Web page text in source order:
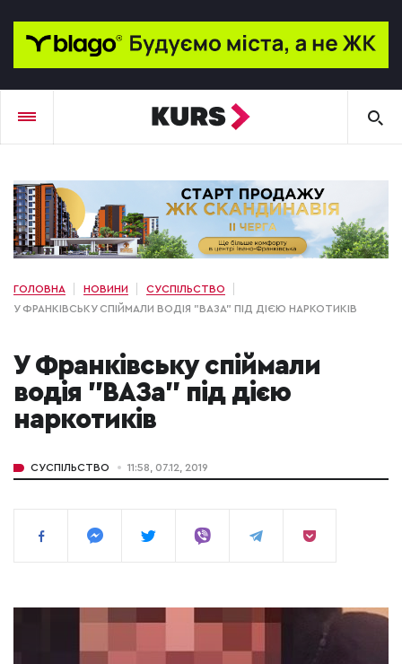
ГОЛОВНА НОВИНИ
СУСПІЛЬСТВО
У ФРАНКІВСЬКУ СПІЙМАЛИ ВОДІЯ "ВАЗА" ПІД ДІЄЮ НАРКОТИКІВ
У Франківську спіймали
водія "ВАЗа" під дією
наркотиків
СУСПІЛЬСТВО 11:58, 07.12, 2019